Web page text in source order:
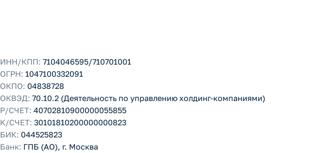
ИНН/КПП: 7104046595/710701001
ОГРН: 1047100332091
ОКПО: 04838728
ОКВЭД: 70.10.2 (Деятельность по управлению холдинг-компаниями)
Р/СЧЕТ: 40702810900000055855
К/СЧЕТ: 30101810200000000823
БИК: 044525823
Банк: ГПБ (АО), г. Москва